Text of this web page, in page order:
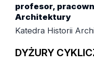
profesor,
Architektury
Katedra Historii
DYŻURY